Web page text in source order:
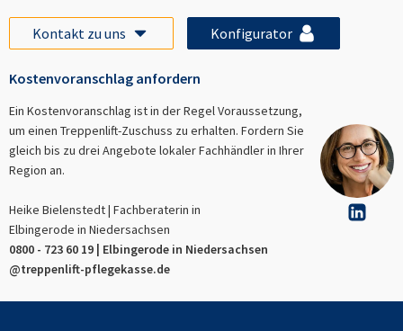
Kontakt zu uns Konfigurator
Kostenvoranschlag anfordern
Ein Kostenvoranschlag ist in der Regel Voraussetzung,
um einen Treppenlift-Zuschuss zu erhalten. Fordern Sie
gleich bis zu drei Angebote lokaler Fachhändler in Ihrer
Region an.
Heike Bielenstedt | Fachberaterin in
Elbingerode in Niedersachsen
0800 - 723 60 19 | Elbingerode in Niedersachsen
@treppenlift-pflegekasse.de